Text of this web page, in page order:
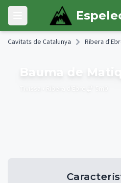
Skip to main content
Open main menu
Cavitats de Catalunya Ribera
Bauma de